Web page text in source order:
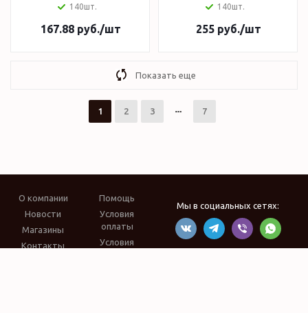
140шт.
167.88руб./шт
140шт.
255руб./шт
Показать еще
1 2 3 7
О компании
Новости
Магазины
Контакты
Помощь
Условия
оплаты
Условия
Мы в социальных сетях: